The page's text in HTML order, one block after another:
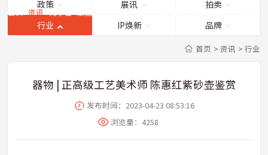
首页 资讯 元宇宙 展览 关于我们
政策 展讯
拍卖
行业
IP焕新 品牌
首页 > 资讯 > 行业
器物 | 正高级工艺美术师 陈惠红紫砂壶鉴赏
发布时间：2023-04-23 08:53:16
浏览量： 4258